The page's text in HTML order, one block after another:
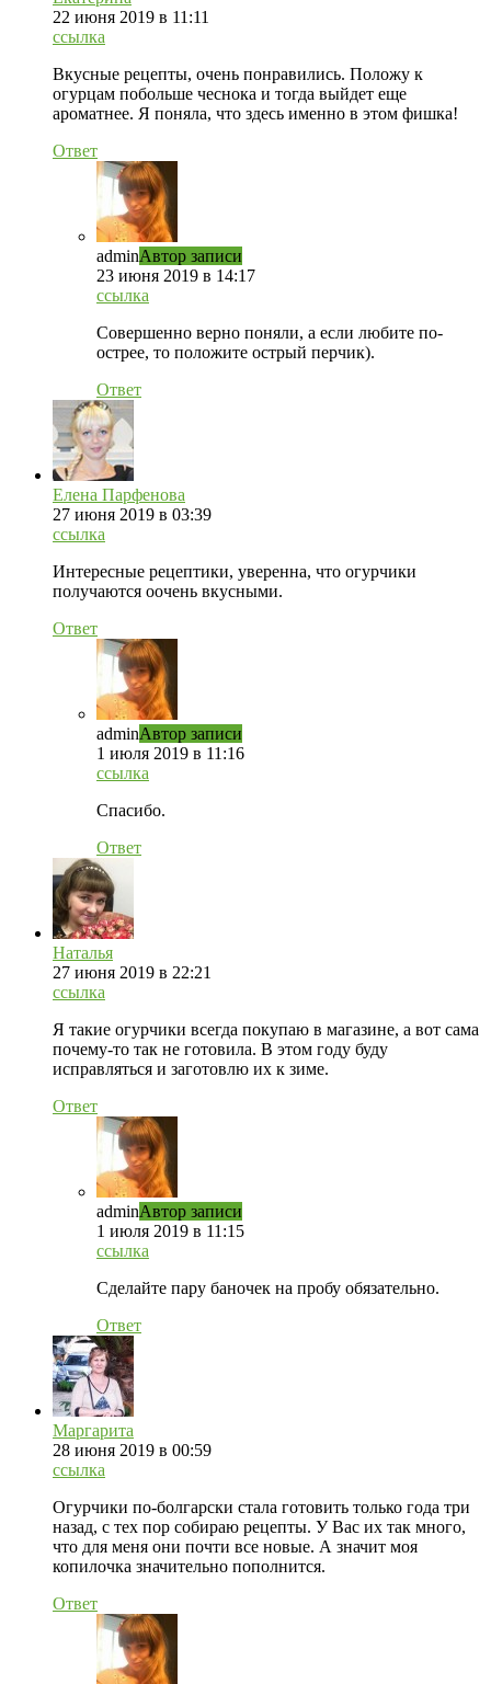
22 июня 2019 в 11:11
ссылка
Вкусные рецепты, очень понравились. Положу к
огурцам побольше чеснока и тогда выйдет еще
ароматнее. Я поняла, что здесь именно в этом фишка!
Ответ
adminАвтор записи
23 июня 2019 в 14:17
ссылка
Совершенно верно поняли, а если любите по-
острее, то положите острый перчик).
Ответ
Елена Парфенова
27 июня 2019 в 03:39
ссылка
Интересные рецептики, уверенна, что огурчики
получаются оочень вкусными.
Ответ
adminАвтор записи
1 июля 2019 в 11:16
ссылка
Спасибо.
Ответ
Наталья
27 июня 2019 в 22:21
ссылка
Я такие огурчики всегда покупаю в магазине, а вот сама
почему-то так не готовила. В этом году буду
исправляться и заготовлю их к зиме.
Ответ
adminАвтор записи
1 июля 2019 в 11:15
ссылка
Сделайте пару баночек на пробу обязательно.
Ответ
Маргарита
28 июня 2019 в 00:59
ссылка
Огурчики по-болгарски стала готовить только года три
назад, с тех пор собираю рецепты. У Вас их так много,
что для меня они почти все новые. А значит моя
копилочка значительно пополнится.
Ответ